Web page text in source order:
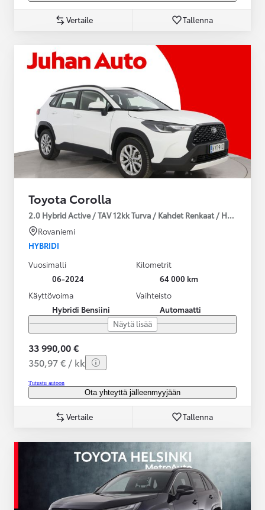
Vertaile Tallenna
Toyota Corolla
2.0 Hybrid Active / TAV 12kk Turva / Kahdet Renkaat /
Rovaniemi
HYBRIDI
Vuosimalli
06-2024
Kilometrit
64 000 km
Käyttövoima
Hybridi Bensiini
Vaihteisto
Automaatti
Näytä lisää
33 990,00 €
350,97 € / kk
Tutustu autoon
Ota yhteyttä jälleenmyyjään
Vertaile Tallenna